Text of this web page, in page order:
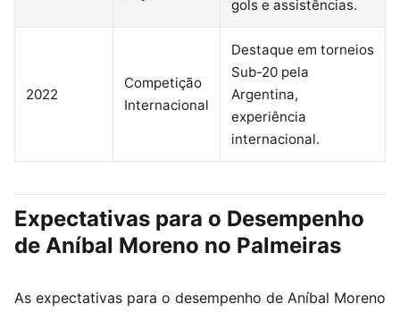
gols e assistências.
2022
Competição
Internacional
Destaque em torneios
Sub-20 pela
Argentina,
experiência
internacional.
Expectativas para o Desempenho
de Aníbal Moreno no Palmeiras
As expectativas para o desempenho de Aníbal Moreno